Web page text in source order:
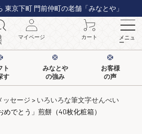
東京下町 門前仲町の老舗「みなとや」
マイページ カート メニュ
ー
ト
す
みなとや
の強み
お客様
の声
ッセージ
いろいろな筆文字せんべい
めでとう」煎餅（40枚化粧箱）